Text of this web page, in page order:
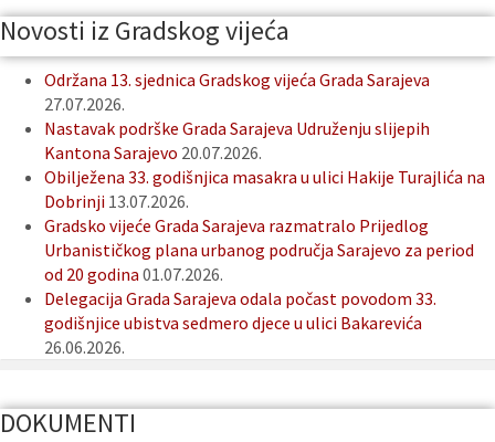
Novosti iz Gradskog vijeća
Održana 13. sjednica Gradskog vijeća Grada Sarajeva
27.07.2026.
Nastavak podrške Grada Sarajeva Udruženju slijepih
Kantona Sarajevo 20.07.2026.
Obilježena 33. godišnjica masakra u ulici Hakije Turajlića na
Dobrinji 13.07.2026.
Gradsko vijeće Grada Sarajeva razmatralo Prijedlog
Urbanističkog plana urbanog područja Sarajevo za period
od 20 godina 01.07.2026.
Delegacija Grada Sarajeva odala počast povodom 33.
godišnjice ubistva sedmero djece u ulici Bakarevića
26.06.2026.
DOKUMENTI